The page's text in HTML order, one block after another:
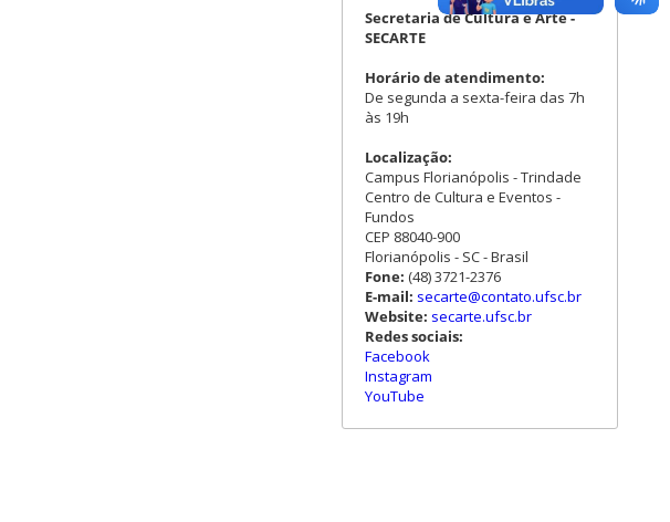
Secretaria de Cultura e Arte -
SECARTE
Horário de atendimento:
De segunda a sexta-feira das 7h
às 19h
Localização:
Campus Florianópolis - Trindade
Centro de Cultura e Eventos -
Fundos
CEP 88040-900
Florianópolis - SC - Brasil
Fone: (48) 3721-2376
E-mail: secarte@contato.ufsc.br
Website: secarte.ufsc.br
Redes sociais:
Facebook
Instagram
YouTube